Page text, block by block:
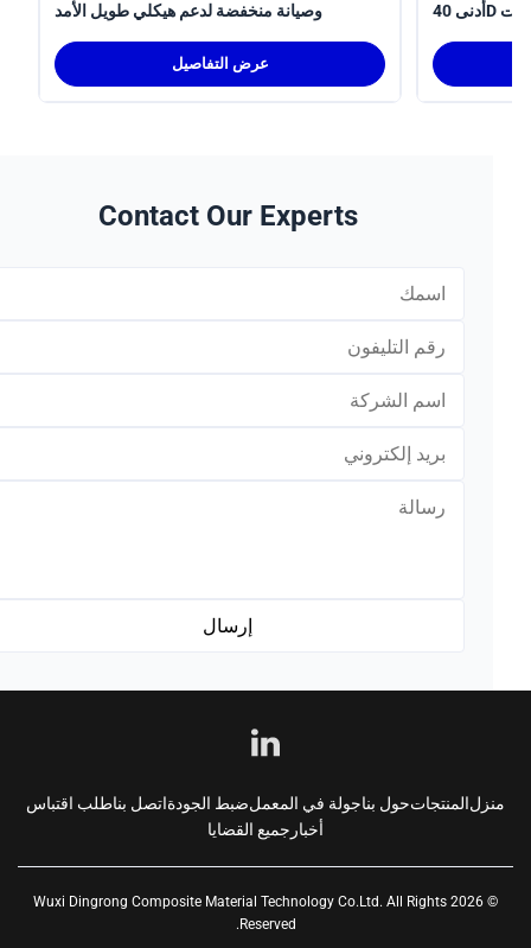
وصيانة منخفضة لدعم هيكلي طويل الأمد
عرض التفاصيل
أدنى 40D مم وقوة أعلى وخفة وزن للتطبيقات
Contact Our Experts
المنتجاتحول بناجولة في المعملضبط الجودةاتصل بناطلب اقتباس
جميع القضايا
© 2026 Wuxi Dingrong Composite Material Technology Co.Ltd. All Rights
Reserved.